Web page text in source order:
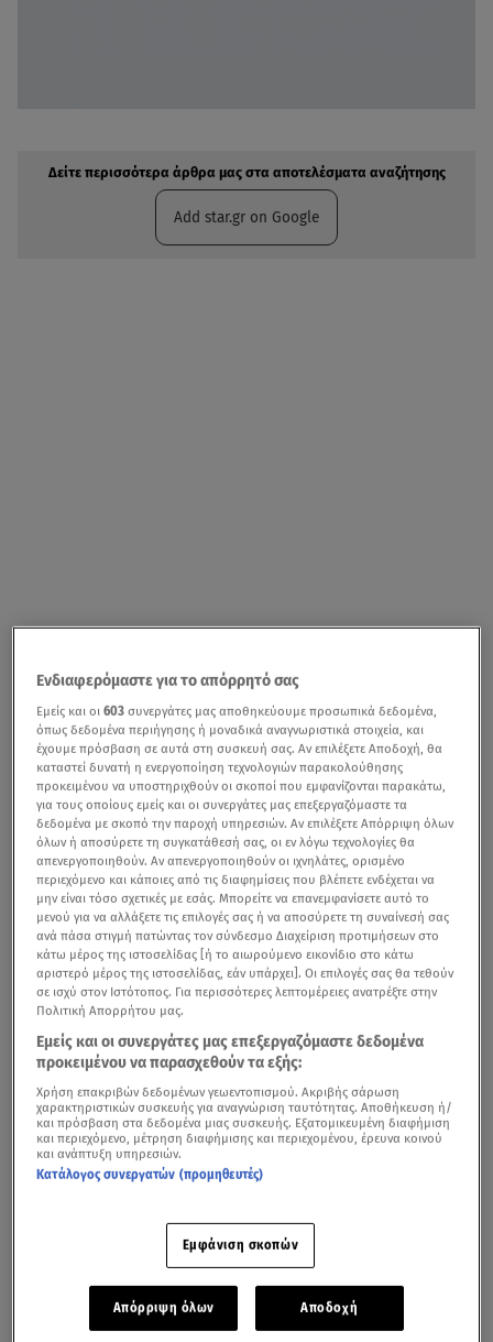
Δείτε περισσότερα άρθρα μας στα αποτελέσματα αναζήτησης
Add star.gr on Google
Ενδιαφερόμαστε για το απόρρητό σας
Εμείς και οι603 συνεργάτες μας αποθηκεύουμε προσωπικά δεδομένα,
όπως δεδομένα περιήγησης ή μοναδικά αναγνωριστικά στοιχεία, και
έχουμε πρόσβαση σε αυτά στη συσκευή σας. Αν επιλέξετε Αποδοχή, θα
καταστεί δυνατή η ενεργοποίηση τεχνολογιών παρακολούθησης
προκειμένου να υποστηριχθούν οι σκοποί που εμφανίζονται παρακάτω,
για τους οποίους εμείς και οι συνεργάτες μας επεξεργαζόμαστε τα
δεδομένα με σκοπό την παροχή υπηρεσιών. Αν επιλέξετε Απόρριψη όλων
όλων ή αποσύρετε τη συγκατάθεσή σας, οι εν λόγω τεχνολογίες θα
απενεργοποιηθούν. Αν απενεργοποιηθούν οι ιχνηλάτες, ορισμένο
περιεχόμενο και κάποιες από τις διαφημίσεις που βλέπετε ενδέχεται να
μην είναι τόσο σχετικές με εσάς. Μπορείτε να επανεμφανίσετε αυτό το
μενού για να αλλάξετε τις επιλογές σας ή να αποσύρετε τη συναίνεσή σας
ανά πάσα στιγμή πατώντας τον σύνδεσμο Διαχείριση προτιμήσεων στο
κάτω μέρος της ιστοσελίδας [ή το αιωρούμενο εικονίδιο στο κάτω
αριστερό μέρος της ιστοσελίδας, εάν υπάρχει]. Οι επιλογές σας θα τεθούν
σε ισχύ στον Ιστότοπος. Για περισσότερες λεπτομέρειες ανατρέξτε στην
Πολιτική Απορρήτου μας.
Εμείς και οι συνεργάτες μας επεξεργαζόμαστε δεδομένα
προκειμένου να παρασχεθούν τα εξής:
Χρήση επακριβών δεδομένων γεωεντοπισμού. Ακριβής σάρωση
χαρακτηριστικών συσκευής για αναγνώριση ταυτότητας. Αποθήκευση ή/
και πρόσβαση στα δεδομένα μιας συσκευής. Εξατομικευμένη διαφήμιση
και περιεχόμενο, μέτρηση διαφήμισης και περιεχομένου, έρευνα κοινού
και ανάπτυξη υπηρεσιών.
Κατάλογος συνεργατών (προμηθευτές)
Εμφάνιση σκοπών
Απόρριψη όλων Αποδοχή